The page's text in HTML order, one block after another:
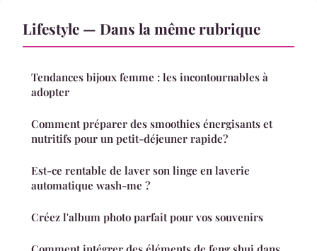
Lifestyle — Dans la même rubrique
Tendances bijoux femme : les incontournables à
adopter
Comment préparer des smoothies énergisants et
nutritifs pour un petit-déjeuner rapide?
Est-ce rentable de laver son linge en laverie
automatique wash-me ?
Créez l'album photo parfait pour vos souvenirs